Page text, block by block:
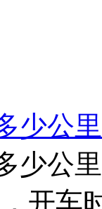
少公里
少公
开车